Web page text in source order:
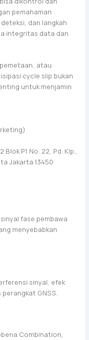
pemahaman
dan langkah
integritas data dan
atau
cycle slip bukan
untuk menjamin
P1 No. 22, Pd. Klp.,
Jakarta 13450
fase pembawa
menyebabkan
sinyal, efek
GNSS.
Combination,